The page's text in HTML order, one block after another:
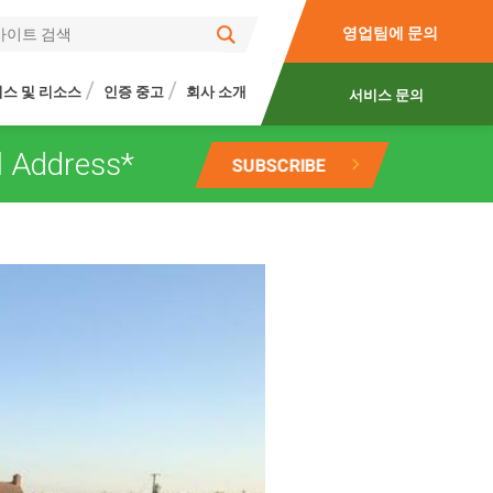
스 및 리소스 인증 중고 회사 소개
영업팀에 문의
서비스 문의